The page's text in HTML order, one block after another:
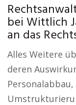
bei Wittlich
an das
Alles Weitere
deren